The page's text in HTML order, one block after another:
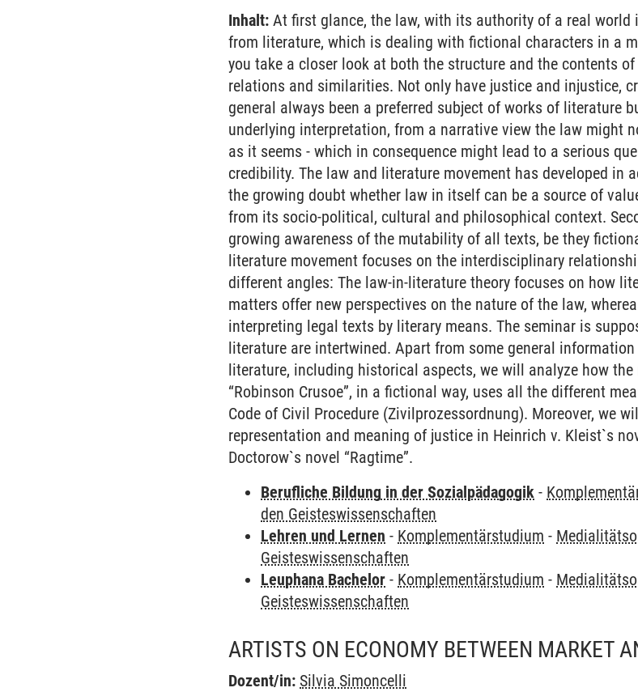
Inhalt: At first glance, the law, with its authority of a real
from literature, which is dealing with fictional characters in a
you take a closer look at both the structure and the contents
relations and similarities. Not only have justice and injustice,
general always been a preferred subject of works of literature
underlying interpretation, from a narrative view the law might
as it seems - which in consequence might lead to a serious
credibility. The law and literature movement has developed in
the growing doubt whether law in itself can be a source of
from its socio-political, cultural and philosophical context.
growing awareness of the mutability of all texts, be they
literature movement focuses on the interdisciplinary
different angles: The law-in-literature theory focuses on how
matters offer new perspectives on the nature of the law,
interpreting legal texts by literary means. The seminar is
literature are intertwined. Apart from some general
literature, including historical aspects, we will analyze how
“Robinson Crusoe”, in a fictional way, uses all the different
Code of Civil Procedure (Zivilprozessordnung). Moreover, we
representation and meaning of justice in Heinrich v. Kleist`s
Doctorow`s novel “Ragtime”.
Berufliche Bildung in der Sozialpädagogik -
den Geisteswissenschaften
Lehren und Lernen - Komplementärstudium -
Geisteswissenschaften
Leuphana Bachelor - Komplementärstudium -
Geisteswissenschaften
ARTISTS ON ECONOMY BETWEEN MARKET
Dozent/in: Silvia Simoncelli